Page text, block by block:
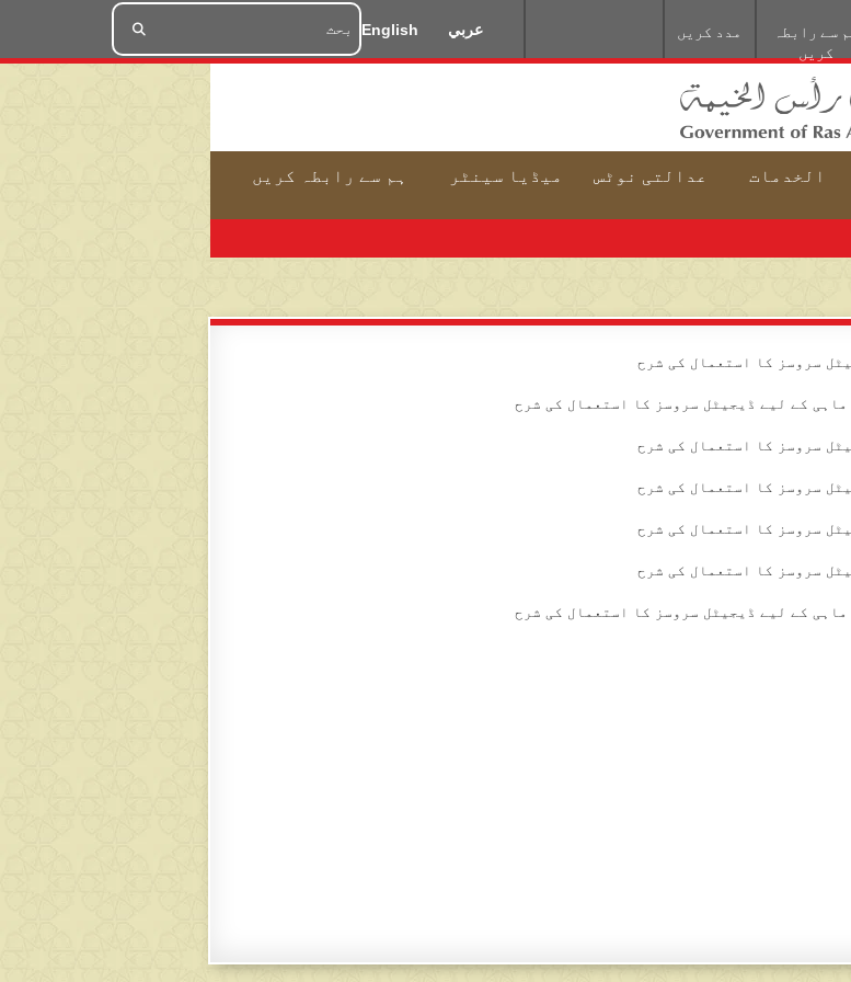
عربي English مدد کریں
ہم سے رابطہ
کریں
الخدمات عدالتی نوٹس میڈیا سینٹر
ہم سے رابطہ کریں